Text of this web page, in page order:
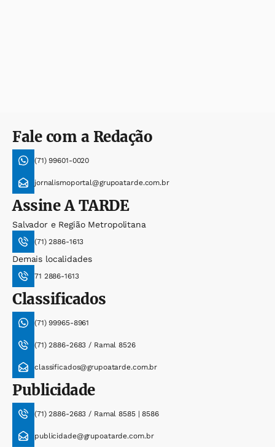
Fale com a Redação
(71) 99601-0020
jornalismoportal@grupoatarde.com.br
AssineA TARDE
Salvador e Região Metropolitana
(71) 2886-1613
Demais localidades
71 2886-1613
Classificados
(71) 99965-8961
(71) 2886-2683 / Ramal 8526
classificados@grupoatarde.com.br
Publicidade
(71) 2886-2683 / Ramal 8585 | 8586
publicidade@grupoatarde.com.br